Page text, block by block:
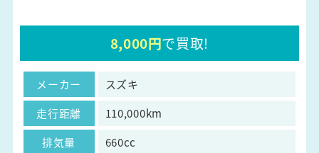
8,000円で買取!
メーカー
スズキ
走行距離
110,000km
排気量
660cc